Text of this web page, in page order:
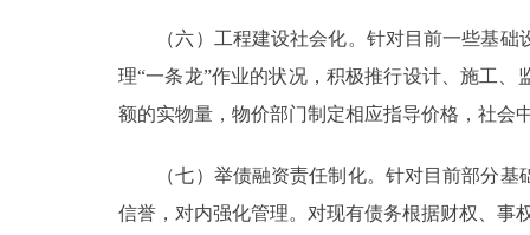
（六）工程建设社会化。针对目前一些基础
理“一条龙”作业的状况，积极推行设计、施工
额的实物量，物价部门制定相应指导价格，社会
（七）举债融资责任制化。针对目前部分基
信誉，对内强化管理。对现有债务根据财权、事